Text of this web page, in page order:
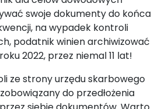
swoje dokumenty do końca
na wypadek kontroli
podatnik winien archiwizować
2022, przez niemal 11 lat!
ze strony urzędu skarbowego
do przedłożenia